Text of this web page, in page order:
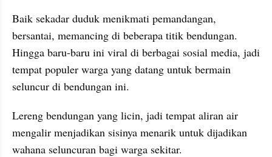
Baik sekadar duduk menikmati pemandangan,
bersantai, memancing di beberapa titik bendungan.
Hingga baru-baru ini viral di berbagai sosial media, jadi
tempat populer warga yang datang untuk bermain
seluncur di bendungan ini.
Lereng bendungan yang licin, jadi tempat aliran air
mengalir menjadikan sisinya menarik untuk dijadikan
wahana seluncuran bagi warga sekitar.